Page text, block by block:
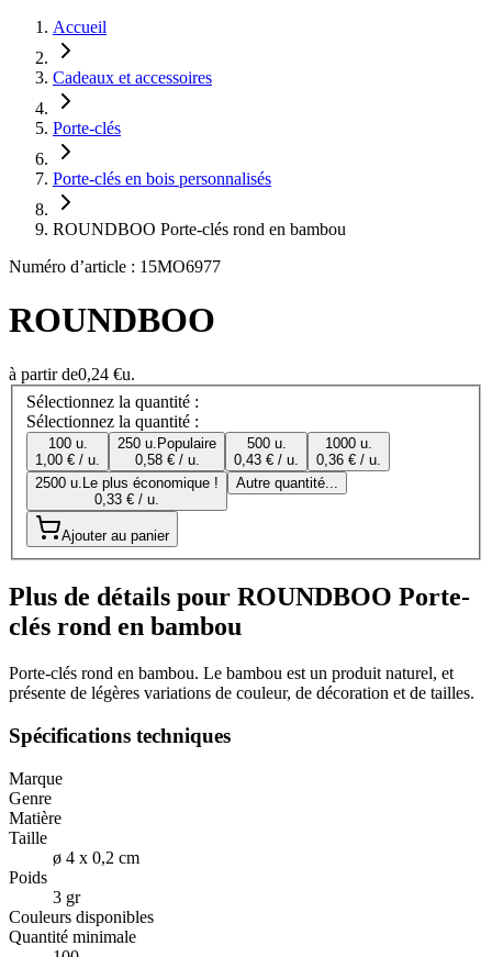
Accueil
Cadeaux et accessoires
Porte-clés
Porte-clés en bois personnalisés
ROUNDBOO Porte-clés rond en bambou
Numéro d’article : 15MO6977
ROUNDBOO
à partir de0,24 €u.
Sélectionnez la quantité :
Sélectionnez la quantité :
100 u.
1,00 € / u.
250 u. Populaire
0,58 € / u.
500 u.
0,43 € / u.
1000 u.
0,36 € / u.
2500 u. Le plus économique !
0,33 € / u.
Autre quantité...
Ajouter au panier
Plus de détails pour ROUNDBOO Porte-
clés rond en bambou
Porte-clés rond en bambou. Le bambou est un produit naturel, et
présente de légères variations de couleur, de décoration et de tailles.
Spécifications techniques
Marque
Genre
Matière
Taille
ø 4 x 0,2 cm
Poids
3 gr
Couleurs disponibles
Quantité minimale